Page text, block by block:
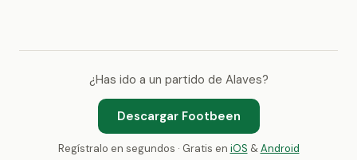
¿Has ido a un partido de Alaves?
Descargar Footbeen
Regístralo en segundos · Gratis en iOS &Android